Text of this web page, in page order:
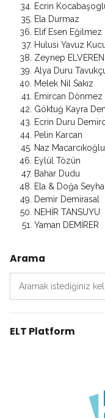
Ecrin
Ela Durmaz
Elif Esen Eğilmez
Hulusi Yavuz
Zeynep ELVEREN
Alya Duru
Melek Nil Sakız
Emircan Dönmez
Göktuğ Kayra
Ecrin Duru
Pelin Karcan
Naz Macarcıkoğlu
Eylül Tözün
Bahar Dudu
Ela & Doğa
Demir Demirasal
NEHİR TANSUYU
Yaman DEMİRER
Arama
ELT Platform